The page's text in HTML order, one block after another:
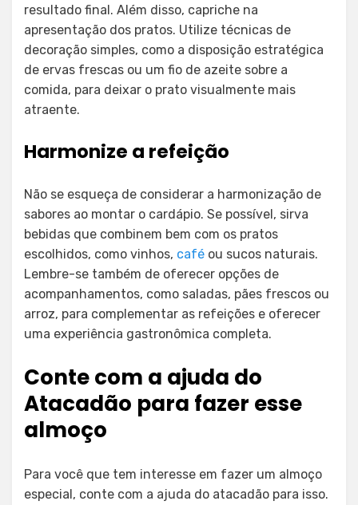
resultado final. Além disso, capriche na
apresentação dos pratos. Utilize técnicas de
decoração simples, como a disposição estratégica
de ervas frescas ou um fio de azeite sobre a
comida, para deixar o prato visualmente mais
atraente.
Harmonize a refeição
Não se esqueça de considerar a harmonização de
sabores ao montar o cardápio. Se possível, sirva
bebidas que combinem bem com os pratos
escolhidos, como vinhos, café ou sucos naturais.
Lembre-se também de oferecer opções de
acompanhamentos, como saladas, pães frescos ou
arroz, para complementar as refeições e oferecer
uma experiência gastronômica completa.
Conte com a ajuda do
Atacadão para fazer esse
almoço
Para você que tem interesse em fazer um almoço
especial, conte com a ajuda do atacadão para isso.